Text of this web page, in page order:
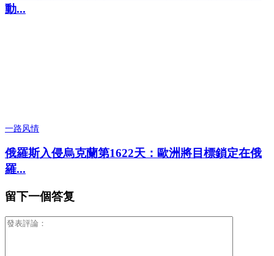
動...
一路风情
俄羅斯入侵烏克蘭第1622天：歐洲將目標鎖定在俄
羅...
留下一個答复